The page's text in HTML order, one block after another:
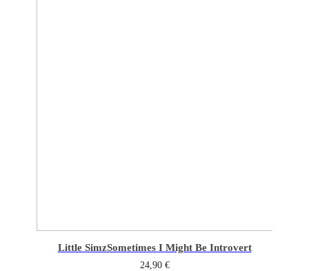
Little SimzSometimes I Might Be Introvert
24,90 €